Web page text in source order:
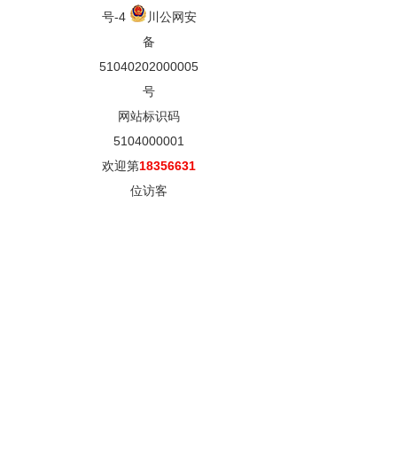
号-4
川公网安
备
51040202000005
号
网站标识码
5104000001
欢迎第18356631
位访客